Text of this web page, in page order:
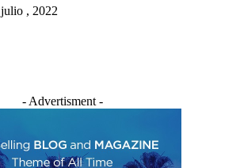
, 2022
- Advertisment -